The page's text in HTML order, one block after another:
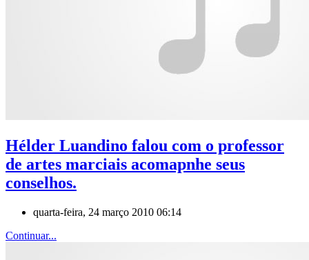
Hélder Luandino falou com o professor
de artes marciais acomapnhe seus
conselhos.
quarta-feira, 24 março 2010 06:14
Continuar...